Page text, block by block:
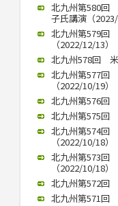
北九州第580回
子氏講演（2023/
北九州第579回
（2022/12/13）
北九州578回 米
北九州第577回
（2022/10/19）
北九州第576回
北九州第575回
北九州第574回
（2022/10/18）
北九州第573回
（2022/10/18）
北九州第572回
北九州第571回